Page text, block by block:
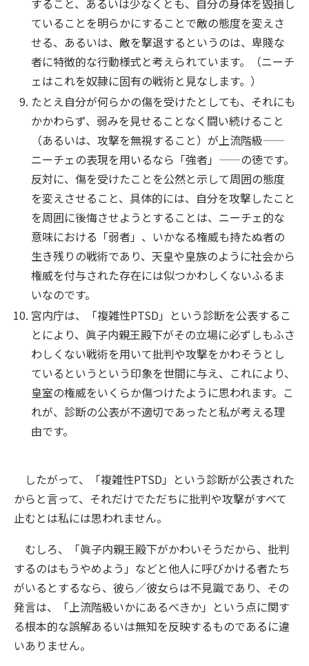
すること、あるいは少なくとも、自分の身体を毀損し
ていることを明らかにすることで敵の態度を変えさ
せる、あるいは、敵を撃退するというのは、卑賤な
者に特徴的な行動様式と考えられています。（ニーチ
ェはこれを奴隷に固有の戦術と見なします。）
たとえ自分が何らかの傷を受けたとしても、それにも
かかわらず、弱みを見せることなく闘い続けること
（あるいは、攻撃を無視すること）が上流階級——
ニーチェの表現を用いるなら「強者」——の徳です。
反対に、傷を受けたことを公然と示して周囲の態度
を変えさせること、具体的には、自分を攻撃したこと
を周囲に後悔させようとすることは、ニーチェ的な
意味における「弱者」、いかなる権威も持たぬ者の
生き残りの戦術であり、天皇や皇族のように社会から
権威を付与された存在には似つかわしくないふるま
いなのです。
宮内庁は、「複雑性PTSD」という診断を公表するこ
とにより、眞子内親王殿下がその立場に必ずしもふさ
わしくない戦術を用いて批判や攻撃をかわそうとし
ているというという印象を世間に与え、これにより、
皇室の権威をいくらか傷つけたように思われます。こ
れが、診断の公表が不適切であったと私が考える理
由です。
したがって、「複雑性PTSD」という診断が公表された
からと言って、それだけでただちに批判や攻撃がすべて
止むとは私には思われません。
むしろ、「眞子内親王殿下がかわいそうだから、批判
するのはもうやめよう」などと他人に呼びかける者たち
がいるとするなら、彼ら／彼女らは不見識であり、その
発言は、「上流階級いかにあるべきか」という点に関す
る根本的な誤解あるいは無知を反映するものであるに違
いありません。